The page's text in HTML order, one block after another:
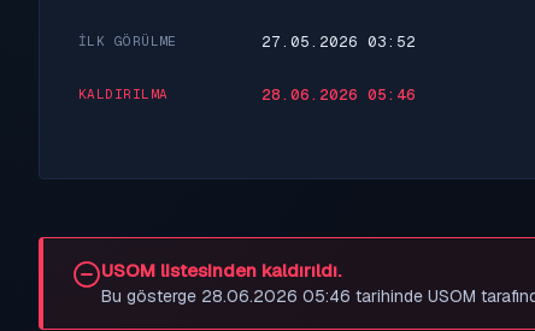
İLK GÖRÜLME 27.05.2026 03:52
KALDIRILMA 28.06.2026 05:46
USOM listesinden kaldırıldı.
Bu gösterge 28.06.2026 05:46 tarihinde USOM